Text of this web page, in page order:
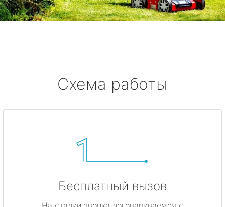
Схема работы
Бесплатный вызов